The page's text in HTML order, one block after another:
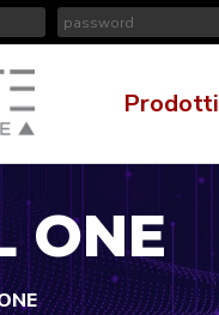
Prodotti
ONE